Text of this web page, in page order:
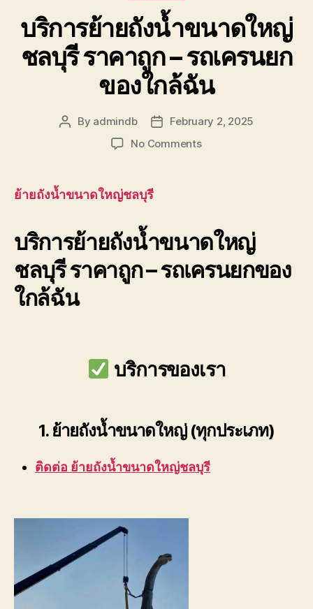
บริการย้ายถังน้ำขนาดใหญ่
ชลบุรี ราคาถูก – รถเครนยก
ของใกล้ฉัน
Post
By admindb
PostFebruary 2, 2025
No Commentson
ใหญ่
ชลบุรี
ราคา
ถูก
ใกล้
ย้ายถังน้ำขนาดใหญ่ชลบุรี
บริการย้ายถังน้ำขนาดใหญ่
ชลบุรี ราคาถูก – รถเครนยกของ
ใกล้ฉัน
บริการของเรา
1. ย้ายถังน้ำขนาดใหญ่ (ทุกประเภท)
ติดต่อ ย้ายถังน้ำขนาดใหญ่ชลบุรี